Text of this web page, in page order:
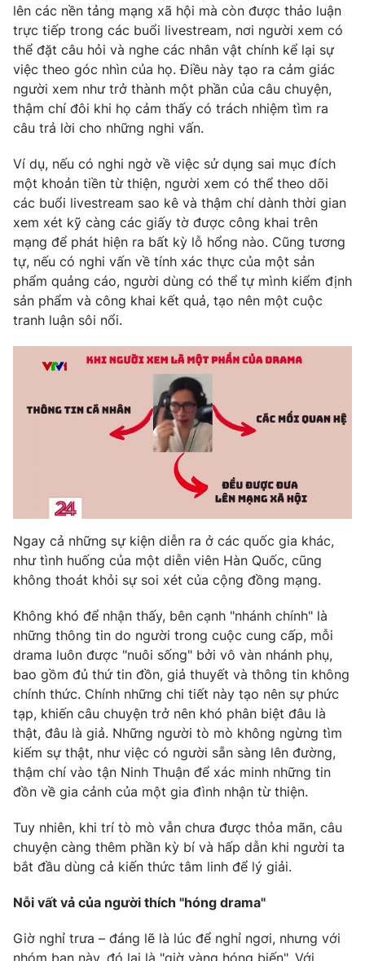
VTV Sức khoẻ Bất động sản
Thị trường 24h Tấm lòng Việt
VTV4 Vươn mình bằng AI
VTV9 VTV8
Liên hệ tòa soạn English
THỜI BÁO VTV
Theo dõi báo trên
Cơ quan chủ quản:Đài Truyền hình Việt Nam
Thời báo VTV
Giấy phép hoạt động báo in và báo điện tử số 483/GP-BTTTT
Phó Tổng Biên tập:
Tổng đài VTV: 024.38 355 931 - 024.38 355 932
Ðiện thoại Thời báo VTV:024.66 897 897
Liên hệ quảng cáo:024-7300.7108
® Cấm sao chép dưới mọi hình thức nếu không có sự chấp
thuận bằng văn bản. Ghi rõ nguồn VTV.vn khi phát hành lại
lên các nền tảng mạng xã hội mà còn được thảo luận
trực tiếp trong các buổi livestream, nơi người xem có
thể đặt câu hỏi và nghe các nhân vật chính kể lại sự
việc theo góc nhìn của họ. Điều này tạo ra cảm giác
người xem như trở thành một phần của câu chuyện,
thậm chí đôi khi họ cảm thấy có trách nhiệm tìm ra
câu trả lời cho những nghi vấn.
Ví dụ, nếu có nghi ngờ về việc sử dụng sai mục đích
một khoản tiền từ thiện, người xem có thể theo dõi
các buổi livestream sao kê và thậm chí dành thời gian
xem xét kỹ càng các giấy tờ được công khai trên
mạng để phát hiện ra bất kỳ lỗ hổng nào. Cũng tương
tự, nếu có nghi vấn về tính xác thực của một sản
phẩm quảng cáo, người dùng có thể tự mình kiểm định
sản phẩm và công khai kết quả, tạo nên một cuộc
tranh luận sôi nổi.
Ngay cả những sự kiện diễn ra ở các quốc gia khác,
như tình huống của một diễn viên Hàn Quốc, cũng
không thoát khỏi sự soi xét của cộng đồng mạng.
Không khó để nhận thấy, bên cạnh "nhánh chính" là
những thông tin do người trong cuộc cung cấp, mỗi
drama luôn được "nuôi sống" bởi vô vàn nhánh phụ,
bao gồm đủ thứ tin đồn, giả thuyết và thông tin không
chính thức. Chính những chi tiết này tạo nên sự phức
tạp, khiến câu chuyện trở nên khó phân biệt đâu là
thật, đâu là giả. Những người tò mò không ngừng tìm
kiếm sự thật, như việc có người sẵn sàng lên đường,
thậm chí vào tận Ninh Thuận để xác minh những tin
đồn về gia cảnh của một gia đình nhận từ thiện.
Tuy nhiên, khi trí tò mò vẫn chưa được thỏa mãn, câu
chuyện càng thêm phần kỳ bí và hấp dẫn khi người ta
bắt đầu dùng cả kiến thức tâm linh để lý giải.
Nỗi vất vả của người thích "hóng drama"
Giờ nghỉ trưa – đáng lẽ là lúc để nghỉ ngơi, nhưng với
nhóm bạn này, đó lại là "giờ vàng hóng biến". Với